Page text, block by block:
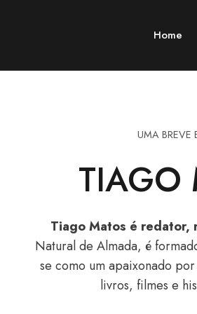
Home
UMA BREVE
TIAGO
Tiago Matos é redator,
Natural de Almada, é
se como um apaixonado
livros, filmes e